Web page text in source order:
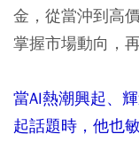
金，從當沖到高
掌握市場動向，
當AI熱潮興起、
起話題時，他也